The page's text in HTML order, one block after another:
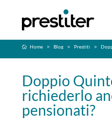
Home Blog Prestiti Doppio
Doppio
richiederlo
pensionati?